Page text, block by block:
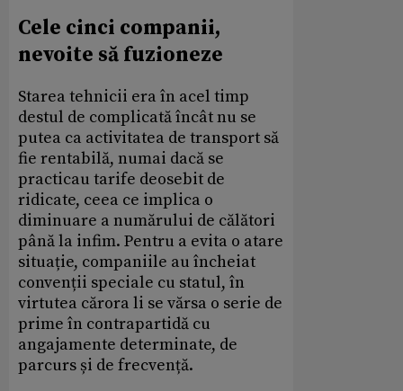
Cele cinci companii,
nevoite să fuzioneze
Starea tehnicii era în acel timp
destul de complicată încât nu se
putea ca activitatea de transport să
fie rentabilă, numai dacă se
practicau tarife deosebit de
ridicate, ceea ce implica o
diminuare a numărului de călători
până la infim. Pentru a evita o atare
situație, companiile au încheiat
convenții speciale cu statul, în
virtutea cărora li se vărsa o serie de
prime în contrapartidă cu
angajamente determinate, de
parcurs și de frecvență.